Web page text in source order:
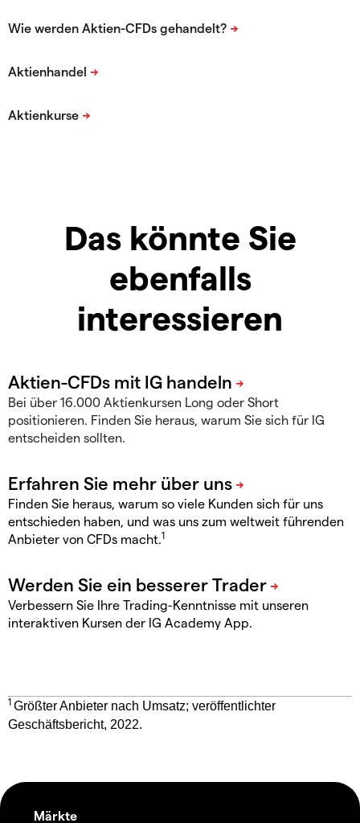
Das könnte Sie
ebenfalls
interessieren
Bei über 16.000 Aktienkursen Long oder Short
positionieren. Finden Sie heraus, warum Sie sich für IG
entscheiden sollten.
Finden Sie heraus, warum so viele Kunden sich für uns
entschieden haben, und was uns zum weltweit führenden
Anbieter von CFDs macht.1
Verbessern Sie Ihre Trading-Kenntnisse mit unseren
interaktiven Kursen der IG Academy App.
1 Größter Anbieter nach Umsatz; veröffentlichter
Geschäftsbericht, 2022.
Märkte